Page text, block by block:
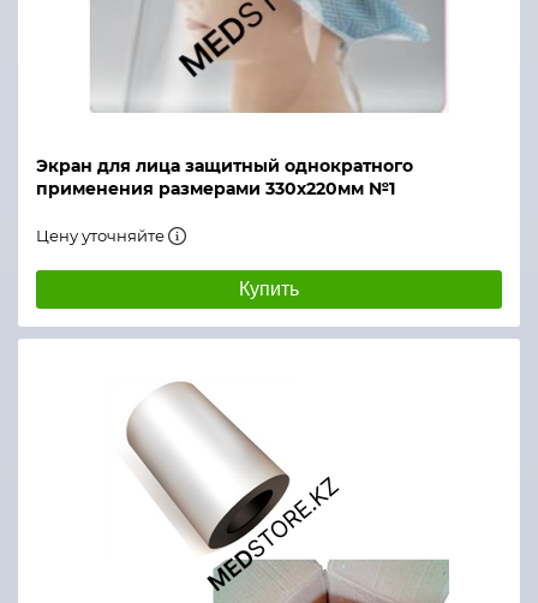
Экран для лица защитный однократного
применения размерами 330х220мм №1
Цену уточняйте
Купить